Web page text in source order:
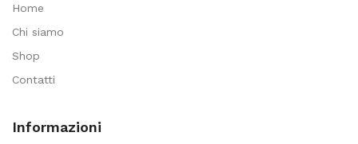
Home
Chi siamo
Shop
Contatti
Informazioni